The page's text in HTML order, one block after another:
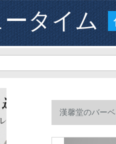
タイム
漢馨堂のバー
ツジの肉をプラ